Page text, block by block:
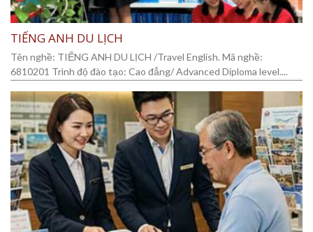
TIẾNG ANH DU LỊCH
Tên nghề: TIẾNG ANH DU LỊCH /Travel English. Mã nghề:
6810201 Trình độ đào tạo: Cao đẳng/ Advanced Diploma level....